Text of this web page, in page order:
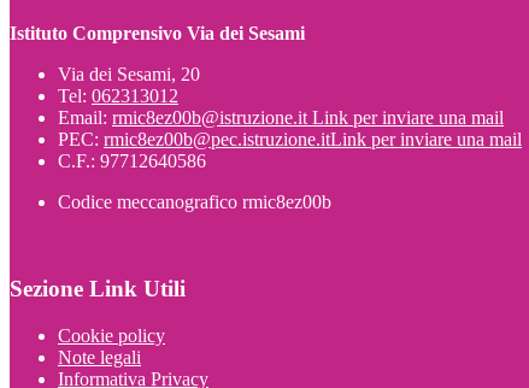
Istituto Comprensivo Via dei Sesami
Via dei Sesami, 20
Tel: 062313012
Email: rmic8ez00b@istruzione.it Link per inviare una mail
PEC: rmic8ez00b@pec.istruzione.itLink per inviare una mail
C.F.: 97712640586
Codice meccanografico rmic8ez00b
Sezione Link Utili
Cookie policy
Note legali
Informativa Privacy